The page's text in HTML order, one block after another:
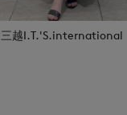
越I.T.'S.international